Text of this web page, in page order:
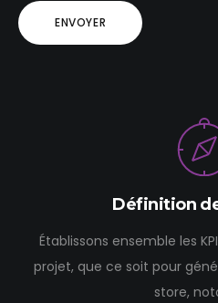
Définition
Établissons ensemble les
projet, que ce soit pour
store,